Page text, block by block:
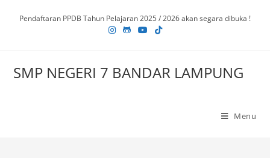
Pendaftaran PPDB Tahun Pelajaran 2025 / 2026 akan segara dibuka !
SMP NEGERI 7 BANDAR LAMPUNG
Menu